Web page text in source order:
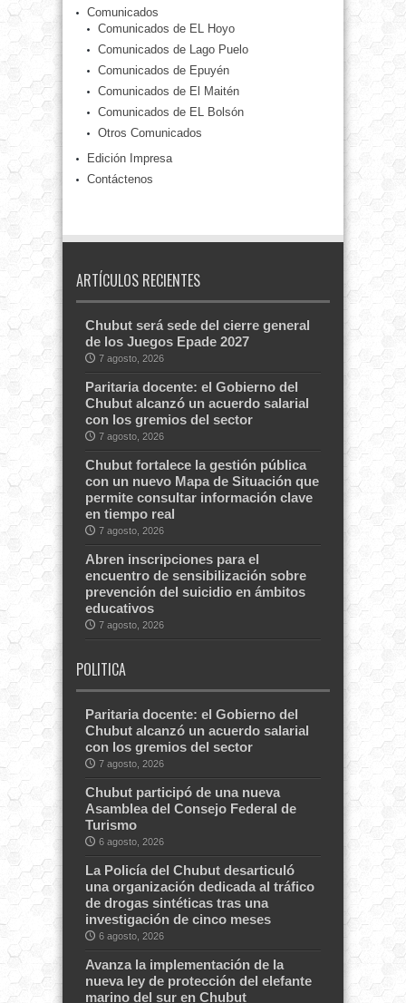
Comunicados
Comunicados de EL Hoyo
Comunicados de Lago Puelo
Comunicados de Epuyén
Comunicados de El Maitén
Comunicados de EL Bolsón
Otros Comunicados
Edición Impresa
Contáctenos
ARTÍCULOS RECIENTES
Chubut será sede del cierre general
de los Juegos Epade 2027
7 agosto, 2026
Paritaria docente: el Gobierno del
Chubut alcanzó un acuerdo salarial
con los gremios del sector
7 agosto, 2026
Chubut fortalece la gestión pública
con un nuevo Mapa de Situación que
permite consultar información clave
en tiempo real
7 agosto, 2026
Abren inscripciones para el
encuentro de sensibilización sobre
prevención del suicidio en ámbitos
educativos
7 agosto, 2026
POLITICA
Paritaria docente: el Gobierno del
Chubut alcanzó un acuerdo salarial
con los gremios del sector
7 agosto, 2026
Chubut participó de una nueva
Asamblea del Consejo Federal de
Turismo
6 agosto, 2026
La Policía del Chubut desarticuló
una organización dedicada al tráfico
de drogas sintéticas tras una
investigación de cinco meses
6 agosto, 2026
Avanza la implementación de la
nueva ley de protección del elefante
marino del sur en Chubut